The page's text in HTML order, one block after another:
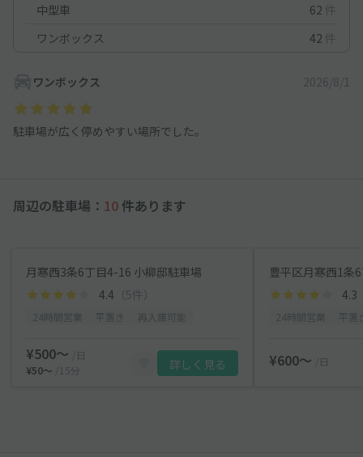
中型車
62 件
ワンボックス
42 件
ワンボックス 2026/8/1
駐車場が広く停めやすい場所でした。
周辺の駐車場： 10 件あります
月寒西3条6丁目4-16 小柳邸駐車場
4.4 （5件）
¥500〜
/日
¥50〜
/15分 詳しく見る
4.3
¥600〜 /日